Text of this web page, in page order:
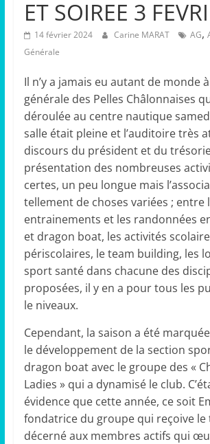
ET SOIREE 3
14 février 2024 Carine MARAT AG,
Générale
Il n’y a jamais eu autant de monde
générale des Pelles Châlonnaises
déroulée au centre nautique
salle était pleine et l’auditoire très
discours du président et du
présentation des nombreuses
certes, un peu longue mais
tellement de choses variées ; entre
entrainements et les randonnées
et dragon boat, les activités
périscolaires, le team building, les
sport santé dans chacune des
proposées, il y en a pour tous les
le niveaux.
Cependant, la saison a été
le développement de la section
dragon boat avec le groupe des «
Ladies » qui a dynamisé le club.
évidence que cette année, ce soit
fondatrice du groupe qui reçoive le
décerné aux membres actifs qui